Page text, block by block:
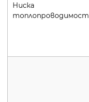
Ниска
топлопроводимост